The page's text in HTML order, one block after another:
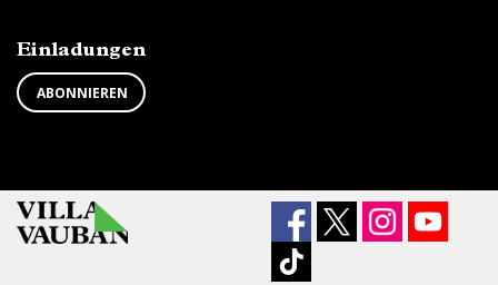
Einladungen
ABONNIEREN